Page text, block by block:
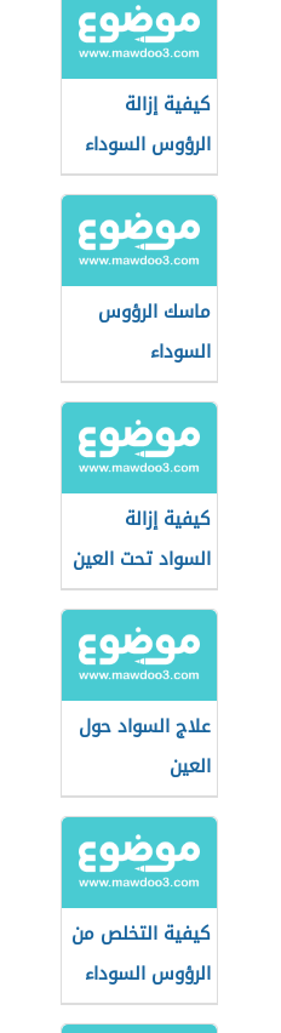
كيفية إزالة
الرؤوس السوداء
ماسك الرؤوس
السوداء
كيفية إزالة
السواد تحت العين
علاج السواد حول
العين
كيفية التخلص من
الرؤوس السوداء
في الساقين